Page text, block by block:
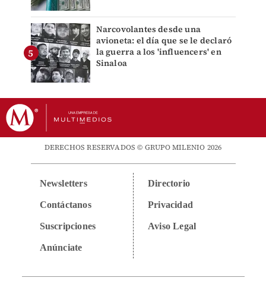
Narcovolantes desde una
avioneta: el día que se le declaró
la guerra a los 'influencers' en
Sinaloa
DERECHOS RESERVADOS © GRUPO MILENIO 2026
Newsletters
Contáctanos
Suscripciones
Anúnciate
Directorio
Privacidad
Aviso Legal